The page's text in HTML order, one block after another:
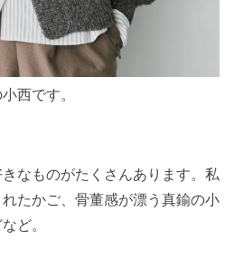
西です。
なものがたくさんあります。私
たかご、骨董感が漂う真鍮の小
ど。